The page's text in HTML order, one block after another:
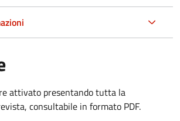
attivato presentando tutta la
consultabile in formato PDF.